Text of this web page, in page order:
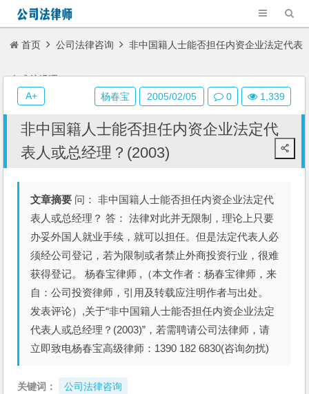
首页 公司法律咨询 非中国籍人士能否担任内资企业法定代表
人或总经理？(2003)
非中国籍人士能否担任内资企业法定代
表人或总经理？(2003)
文章摘要 问： 非中国籍人士能否担任内资企业法定代
表人或总经理？ 答： 法律对此并无限制，理论上只要
办妥外国人就业手续，就可以担任。但是法定代表人必
须经公司登记，若为限制或者禁止外商投资行业，很难
获得登记。 杨春宝律师 ,（本文作者：杨春宝律师，来
自：公司投资律师，引用及转载应注明作者与出处。
发表评论）,关于“非中国籍人士能否担任内资企业法定
代表人或总经理？(2003)”，若需聘请公司法律师，请
立即致电杨春宝高级律师：1390 182 6830(咨询勿扰)
关键词： 公司法律咨询
杨春宝 2005/02/05 0 1,339
A+